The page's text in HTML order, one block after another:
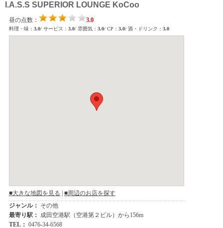
I.A.S.S SUPERIOR LOUNGE KoCoo